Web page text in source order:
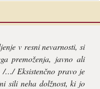
v resni nevarnosti, si
premoženja, javno ali
…/ Eksistenčno pravo je
sili neha dolžnost, ki jo